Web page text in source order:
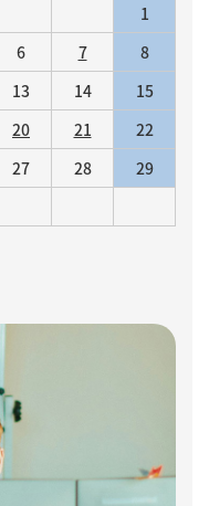
1
6 7
8
13 14
15
20 21
22
27 28
29